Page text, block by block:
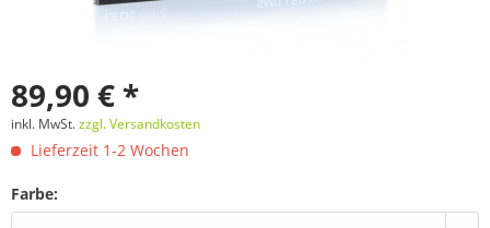
89,90 € *
inkl. MwSt.zzgl. Versandkosten
Lieferzeit 1-2 Wochen
Farbe: